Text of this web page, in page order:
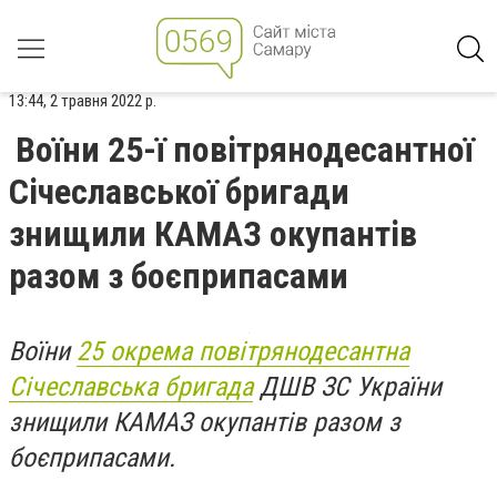
13:44, 2 травня 2022 р.
Воїни 25-ї повітрянодесантної
Січеславської бригади
знищили КАМАЗ окупантів
разом з боєприпасами
Воїни25 окрема повітрянодесантна
Січеславська бригадаДШВ ЗС України
знищили КАМАЗ окупантів разом з
боєприпасами.